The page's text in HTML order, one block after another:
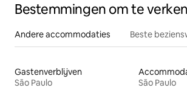
Bestemmingen om te
Andere accommodaties Beste
Gastenverblijven
São Paulo
São Paulo